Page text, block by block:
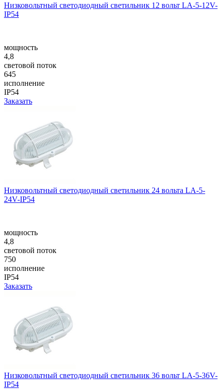
Низковольтный светодиодный светильник 12 вольт LA-5-12V-
IP54
мощность
4,8
световой поток
645
исполнение
IP54
Заказать
Низковольтный светодиодный светильник 24 вольта LA-5-
24V-IP54
мощность
4,8
световой поток
750
исполнение
IP54
Заказать
Низковольтный светодиодный светильник 36 вольт LA-5-36V-
IP54